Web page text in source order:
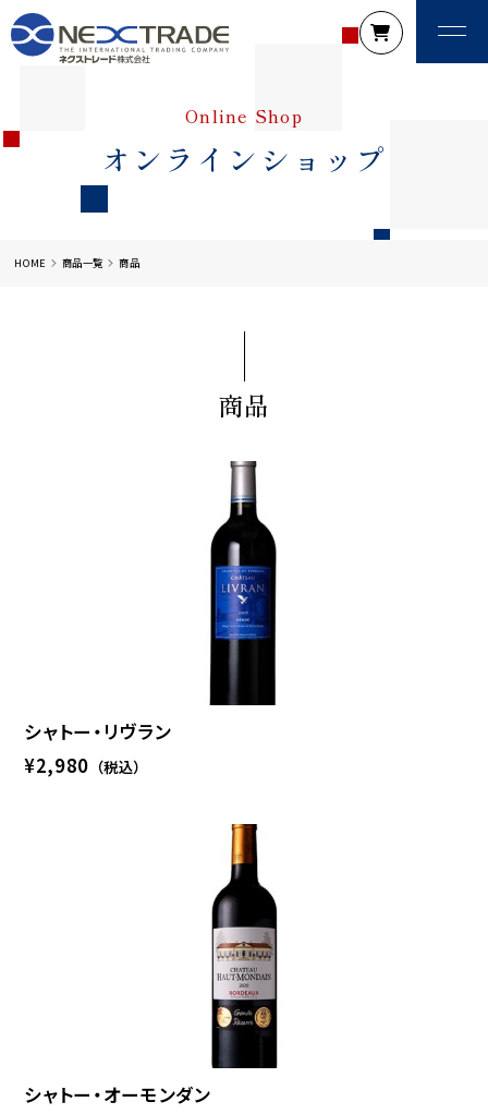
Online Shop
オンラインショップ
HOME 商品一覧 商品
商品
シャトー・リヴラン
¥2,980 （税込）
シャトー・オーモンダン